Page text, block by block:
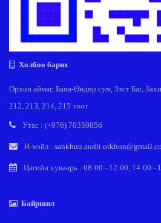
Холбоо барих
Орхон аймаг, Баян-Өндөр сум, Зэст Баг,
212, 213, 214, 215 тоот
Утас : (+976) 70359856
И-мэйл :
Цагийн хуваарь : 08:00 - 12:00, 14:00 -
Байршил